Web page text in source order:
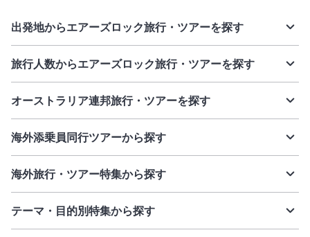
出発地からエアーズロック旅行・ツアーを探す
旅行人数からエアーズロック旅行・ツアーを探す
オーストラリア連邦旅行・ツアーを探す
海外添乗員同行ツアーから探す
海外旅行・ツアー特集から探す
テーマ・目的別特集から探す